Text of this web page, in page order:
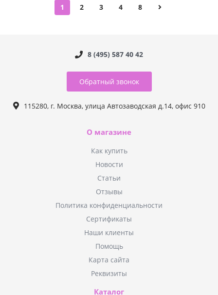
1 2 3 4 8
8 (495) 587 40 42
Обратный звонок
115280, г. Москва, улица Автозаводская д.14, офис 910
О магазине
Как купить
Новости
Статьи
Отзывы
Политика конфиденциальности
Сертификаты
Наши клиенты
Помощь
Карта сайта
Реквизиты
Каталог